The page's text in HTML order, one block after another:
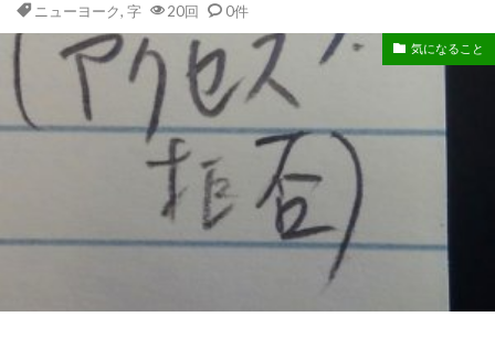
ニューヨーク, 字 20回 0件
気になること